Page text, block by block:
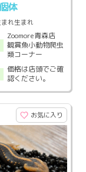
体
れ生まれ
Zoomore青森店
観賞魚小動物爬虫
類コーナー
価格は店頭でご確
認ください。
お気に入り